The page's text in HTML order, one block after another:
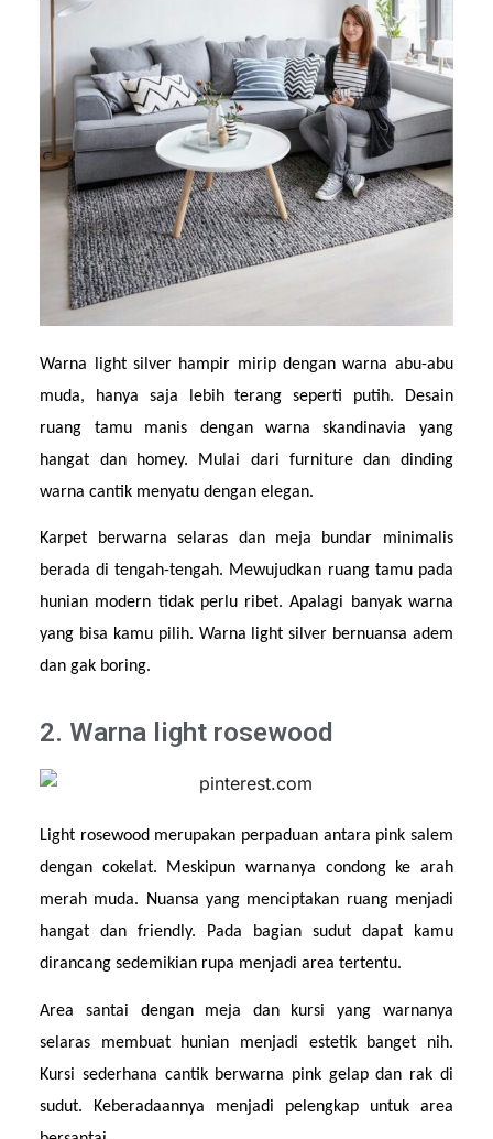
Warna light silver hampir mirip dengan warna abu-abu
muda, hanya saja lebih terang seperti putih. Desain
ruang tamu manis dengan warna skandinavia yang
hangat dan homey. Mulai dari furniture dan dinding
warna cantik menyatu dengan elegan.
Karpet berwarna selaras dan meja bundar minimalis
berada di tengah-tengah. Mewujudkan ruang tamu pada
hunian modern tidak perlu ribet. Apalagi banyak warna
yang bisa kamu pilih. Warna light silver bernuansa adem
dan gak boring.
2. Warna light rosewood
Light rosewood merupakan perpaduan antara pink salem
dengan cokelat. Meskipun warnanya condong ke arah
merah muda. Nuansa yang menciptakan ruang menjadi
hangat dan friendly. Pada bagian sudut dapat kamu
dirancang sedemikian rupa menjadi area tertentu.
Area santai dengan meja dan kursi yang warnanya
selaras membuat hunian menjadi estetik banget nih.
Kursi sederhana cantik berwarna pink gelap dan rak di
sudut. Keberadaannya menjadi pelengkap untuk area